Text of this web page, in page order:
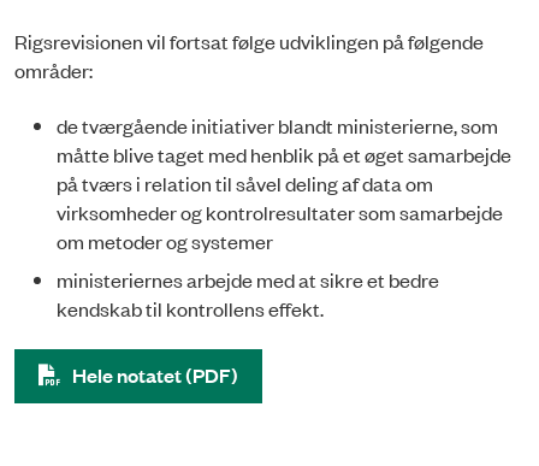
Rigsrevisionen vil fortsat følge udviklingen på følgende
områder:
de tværgående initiativer blandt ministerierne, som
måtte blive taget med henblik på et øget samarbejde
på tværs i relation til såvel deling af data om
virksomheder og kontrolresultater som samarbejde
om metoder og systemer
ministeriernes arbejde med at sikre et bedre
kendskab til kontrollens effekt.
Hele notatet (PDF)